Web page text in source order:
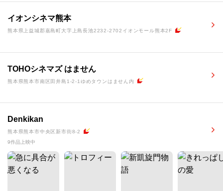
イオンシネマ熊本
熊本県上益城郡嘉島町大字上島長池2232-2702イオンモール熊本2F
TOHOシネマズ はません
熊本県熊本市南区田井島1-2-1ゆめタウンはません内
Denkikan
熊本県熊本市中央区新市街8-2
9作品上映中